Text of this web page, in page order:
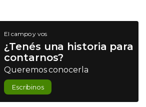
El campo y vos
¿Tenés una historia para
contarnos?
Queremos conocerla
Escribinos